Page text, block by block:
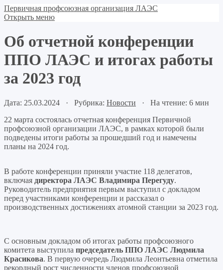
Первичная профсоюзная организация ЛАЭС
Открыть меню
Об отчетной конференции
ППО ЛАЭС и итогах работы
за 2023 год
Дата: 25.03.2024 · Рубрика: Новости · На чтение: 6 мин
22 марта состоялась отчетная конференция Первичной
профсоюзной организации ЛАЭС, в рамках которой были
подведены итоги работы за прошедший год и намечены
планы на 2024 год.
В работе конференции приняли участие 118 делегатов,
включая директора ЛАЭС Владимира Перегуду.
Руководитель предприятия первым выступил с докладом
перед участниками конференции и рассказал о
производственных достижениях атомной станции за 2023 год.
С основным докладом об итогах работы профсоюзного
комитета выступила председатель ППО ЛАЭС Людмила
Красикова. В первую очередь Людмила Леонтьевна отметила
рекордный рост численности членов профсоюзной